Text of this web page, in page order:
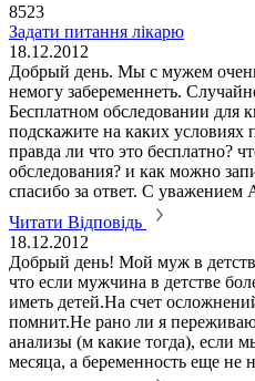
8523
Задати питання лікарю
18.12.2012
Добрый день. Мы с мужем
немогу забеременнеть.
Бесплатном обследовании для
подскажите на каких условиях
правда ли что это бесплатно?
обследования? и как можно
спасибо за ответ. С уважением
Читати Відповідь
18.12.2012
Добрый день! Мой муж в
что если мужчина в детстве
иметь детей.На счет
помнит.Не рано ли я
анализы (м какие тогда), если
месяца, а беременность еще не